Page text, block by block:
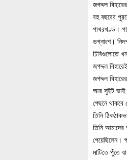
জগদ্দল
বহু বছরের
পাথরখণ্ড।
ভগ্নাংশ।
ঢিবিগুলোতে
জগদ্দল
জগদ্দল
আর সুইট ভাই।
পেছনে
তিনি
তিনি আমাদের
পেয়েছিলেন।
মাটিতে পুঁতে